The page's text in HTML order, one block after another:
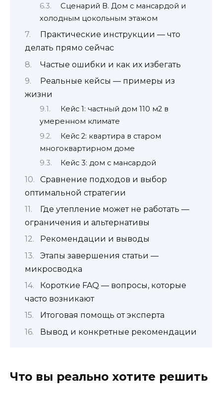
Сценарий В. Дом с мансардой и
холодным цокольным этажом
Практические инструкции — что
делать прямо сейчас
Частые ошибки и как их избегать
Реальные кейсы — примеры из
жизни
Кейс 1: частный дом 110 м2 в
умеренном климате
Кейс 2: квартира в старом
многоквартирном доме
Кейс 3: дом с мансардой
Сравнение подходов и выбор
оптимальной стратегии
Где утепление может не работать —
ограничения и альтернативы
Рекомендации и выводы
Этапы завершения статьи —
микросводка
Короткие FAQ — вопросы, которые
часто возникают
Итоговая помощь от эксперта
Вывод и конкретные рекомендации
Что вы реально хотите решить